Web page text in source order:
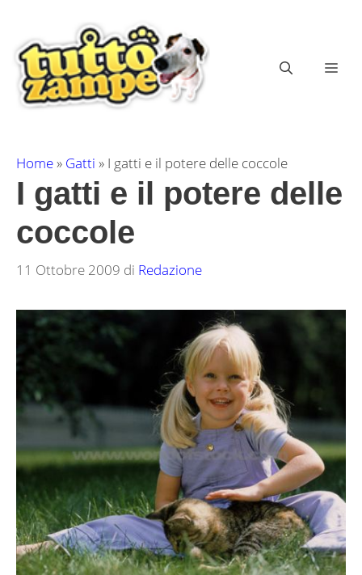
contenuto
Home» Gatti » I gatti e il potere delle coccole
I gatti e il potere delle
coccole
11 Ottobre 2009 di Redazione